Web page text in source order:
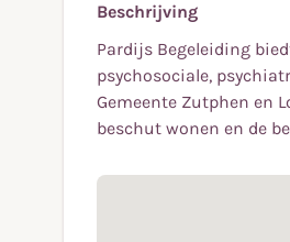
Beschrijving
Pardijs Begeleiding
psychosociale,
Gemeente Zutphen en
beschut wonen en de